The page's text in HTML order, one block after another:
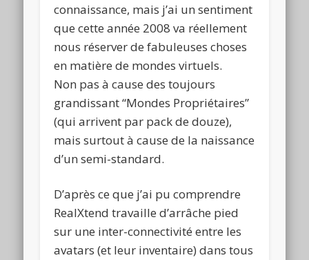
connaissance, mais j’ai un sentiment
que cette année 2008 va réellement
nous réserver de fabuleuses choses
en matière de mondes virtuels.
Non pas à cause des toujours
grandissant “Mondes Propriétaires”
(qui arrivent par pack de douze),
mais surtout à cause de la naissance
d’un semi-standard.
D’après ce que j’ai pu comprendre
RealXtend travaille d’arrâche pied
sur une inter-connectivité entre les
avatars (et leur inventaire) dans tous